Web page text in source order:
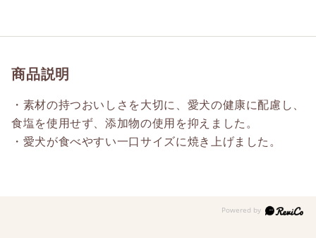
商品説明
・素材の持つおいしさを大切に、愛犬の健康に配慮し、
食塩を使用せず、添加物の使用を抑えました。
・愛犬が食べやすい一口サイズに焼き上げました。